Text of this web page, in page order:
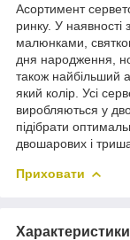
Асортимент
ринку. У наявності
малюнками,
дня народження,
також найбільший
який колір. Усі
виробляються у
підібрати
двошарових і
Приховати
Характеристики